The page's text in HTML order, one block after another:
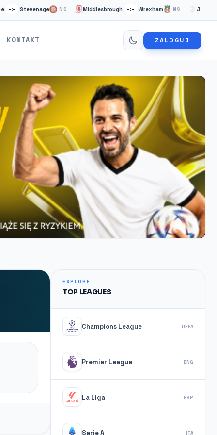
Stevenage NS Middlesbrough –:– Wrexham NS Juventus
KONTAKT ZALOGUJ
EXPLORE
TOP LEAGUES
Champions League UEFA
Premier League ENG
La Liga ESP
Serie A ITA